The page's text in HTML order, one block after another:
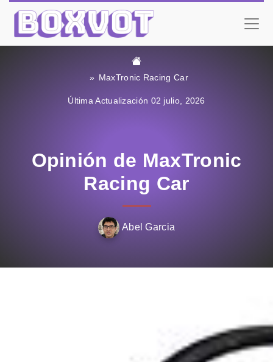
MaxTronic Racing Car
Última Actualización 02 julio, 2026
Opinión de MaxTronic
Racing Car
Abel Garcia